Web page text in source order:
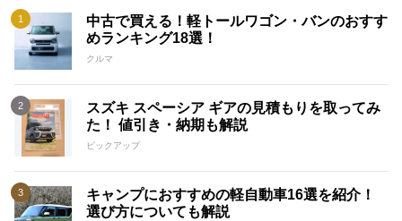
中古で買える！軽トールワゴン・バンのおすす
めランキング18選！
クルマ
スズキ スペーシア ギアの見積もりを取ってみ
た！ 値引き・納期も解説
ピックアップ
キャンプにおすすめの軽自動車16選を紹介！
選び方についても解説